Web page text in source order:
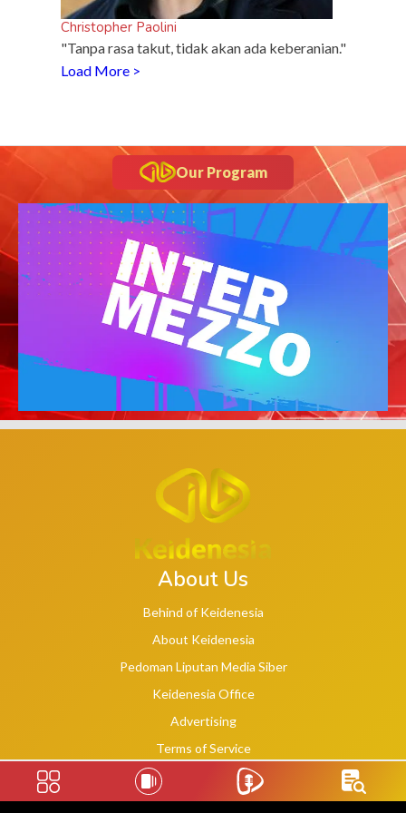
Christopher Paolini
"Tanpa rasa takut, tidak akan ada keberanian."
Load More >
Our Program
About Us
Behind of Keidenesia
About Keidenesia
Pedoman Liputan Media Siber
Keidenesia Office
Advertising
Terms of Service
Privacy Policy
Social Links